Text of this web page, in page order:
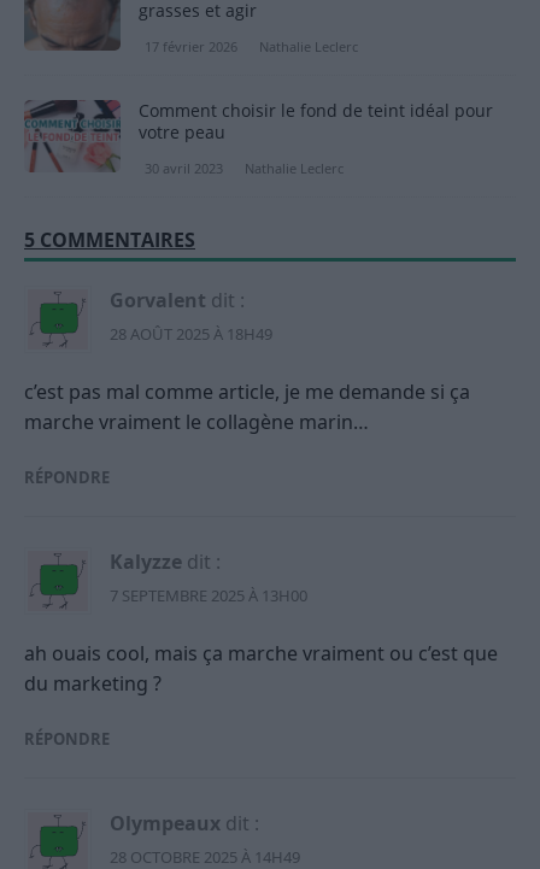
grasses et agir
17 février 2026 Nathalie Leclerc
Comment choisir le fond de teint idéal pour
votre peau
30 avril 2023 Nathalie Leclerc
5 COMMENTAIRES
Gorvalent dit :
28 AOÛT 2025 À 18H49
c’est pas mal comme article, je me demande si ça
marche vraiment le collagène marin…
RÉPONDRE
Kalyzze dit :
7 SEPTEMBRE 2025 À 13H00
ah ouais cool, mais ça marche vraiment ou c’est que
du marketing ?
RÉPONDRE
Olympeaux dit :
28 OCTOBRE 2025 À 14H49